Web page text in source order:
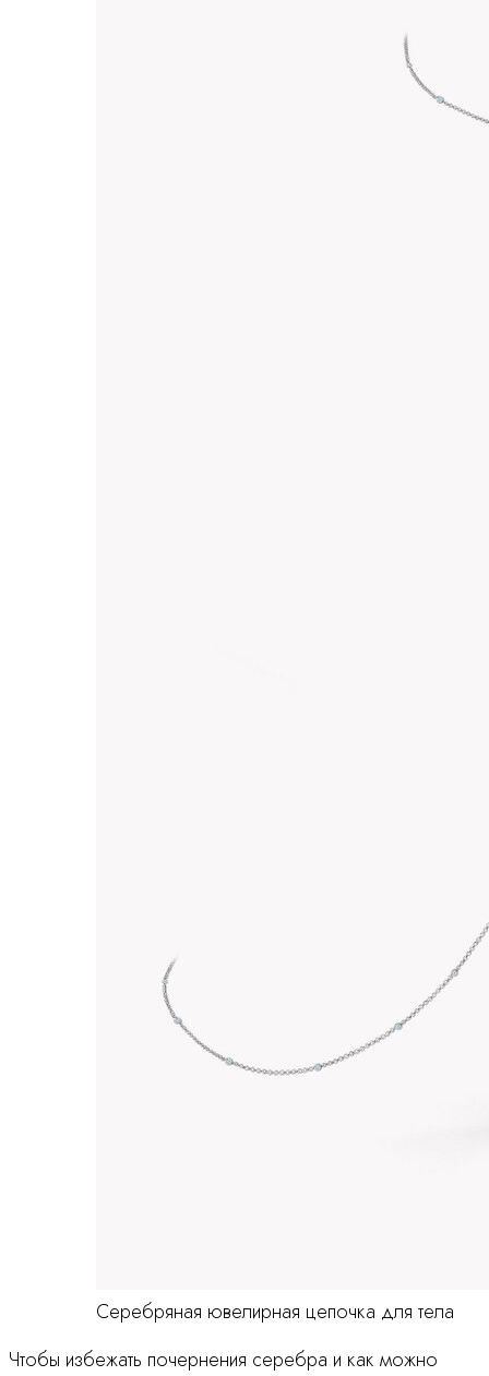
Серебряная ювелирная цепочка для тела
Чтобы избежать почернения серебра и как можно